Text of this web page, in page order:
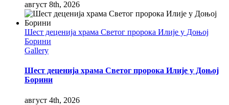
август 8th, 2026
Шест деценија храма Светог пророка Илије у Доњој
Борини
Gallery
Шест деценија храма Светог пророка Илије у Доњој
Борини
август 4th, 2026